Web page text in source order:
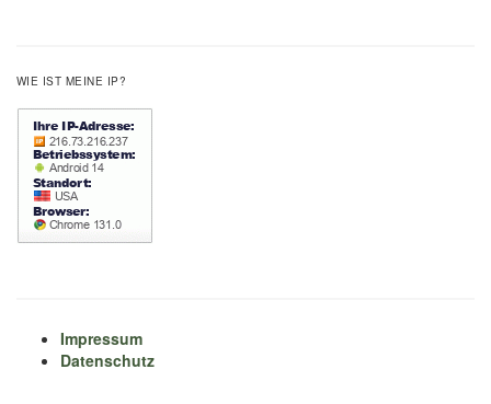
WIE IST MEINE IP?
Impressum
Datenschutz